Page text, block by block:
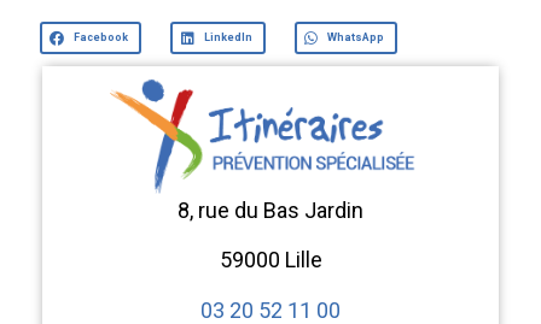
Facebook LinkedIn WhatsApp
8, rue du Bas Jardin
59000 Lille
03 20 52 11 00